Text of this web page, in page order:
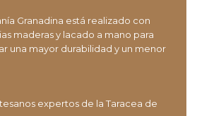
Granadina está realizado con
maderas y lacado a mano para
una mayor durabilidad y un menor
expertos de la Taracea de